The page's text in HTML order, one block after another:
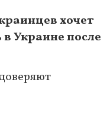
хочет
Украине после